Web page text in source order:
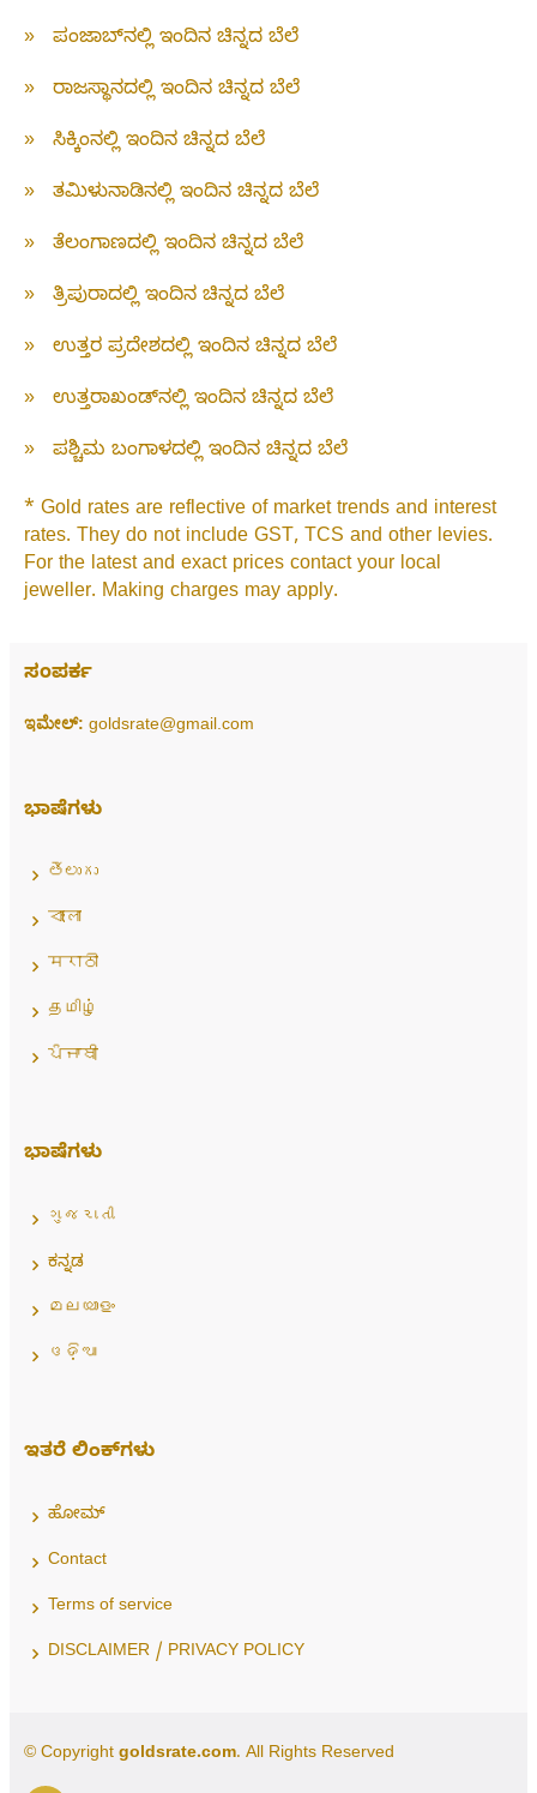
»
ಪಂಜಾಬ್‌ನಲ್ಲಿ ಇಂದಿನ ಚಿನ್ನದ ಬೆಲೆ
»
ರಾಜಸ್ಥಾನದಲ್ಲಿ ಇಂದಿನ ಚಿನ್ನದ ಬೆಲೆ
»
ಸಿಕ್ಕಿಂನಲ್ಲಿ ಇಂದಿನ ಚಿನ್ನದ ಬೆಲೆ
»
ತಮಿಳುನಾಡಿನಲ್ಲಿ ಇಂದಿನ ಚಿನ್ನದ ಬೆಲೆ
»
ತೆಲಂಗಾಣದಲ್ಲಿ ಇಂದಿನ ಚಿನ್ನದ ಬೆಲೆ
»
ತ್ರಿಪುರಾದಲ್ಲಿ ಇಂದಿನ ಚಿನ್ನದ ಬೆಲೆ
»
ಉತ್ತರ ಪ್ರದೇಶದಲ್ಲಿ ಇಂದಿನ ಚಿನ್ನದ ಬೆಲೆ
»
ಉತ್ತರಾಖಂಡ್‌ನಲ್ಲಿ ಇಂದಿನ ಚಿನ್ನದ ಬೆಲೆ
»
ಪಶ್ಚಿಮ ಬಂಗಾಳದಲ್ಲಿ ಇಂದಿನ ಚಿನ್ನದ ಬೆಲೆ
* Gold rates are reflective of market trends and interest
rates. They do not include GST, TCS and other levies.
For the latest and exact prices contact your local
jeweller. Making charges may apply.
ಸಂಪರ್ಕ
ಇಮೇಲ್: goldsrate@gmail.com
ಭಾಷೆಗಳು
తెలుగు
বাংলা
मराठी
தமிழ்
ਪੰਜਾਬੀ
ಭಾಷೆಗಳು
ગુજરાતી
ಕನ್ನಡ
മലയാളം
ଓଡ଼ିଆ
ಇತರೆ ಲಿಂಕ್‌ಗಳು
ಹೋಮ್
Contact
Terms of service
DISCLAIMER / PRIVACY POLICY
© Copyright goldsrate.com. All Rights Reserved